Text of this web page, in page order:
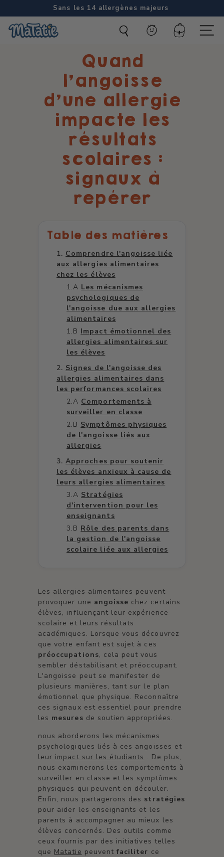
au
contenu
Diaporama
Pause
Sans les 14 allergènes majeurs
M
Compte
Quand
l’angoisse
d’une allergie
impacte les
résultats
scolaires :
signaux à
repérer
Table des matières
Comprendre l'angoisse liée
aux allergies alimentaires
chez les élèves
Les mécanismes
psychologiques de
l'angoisse due aux allergies
alimentaires
Impact émotionnel des
allergies alimentaires sur
les élèves
Signes de l'angoisse des
allergies alimentaires dans
les performances scolaires
Comportements à
surveiller en classe
Symptômes physiques
de l'angoisse liés aux
allergies
Approches pour soutenir
les élèves anxieux à cause de
leurs allergies alimentaires
Stratégies
d'intervention pour les
enseignants
Rôle des parents dans
la gestion de l'angoisse
scolaire liée aux allergies
Les allergies alimentaires peuvent
provoquer une angoisse chez certains
élèves, influençant leur expérience
scolaire et leurs résultats
académiques. Lorsque vous découvrez
que votre enfant est sujet à ces
préoccupations, cela peut vous
sembler déstabilisant et préoccupant.
L'angoisse peut se manifester de
plusieurs manières, tant sur le plan
émotionnel que physique. Reconnaître
ces signaux est essentiel pour prendre
les mesures de soutien appropriées.
nous aborderons les mécanismes
psychologiques liés à ces angoisses et
leur impact sur les étudiants . De plus,
nous examinerons les comportements à
surveiller en classe et les symptômes
physiques qui peuvent en découler.
Enfin, nous partagerons des stratégies
pour aider les enseignants et les
parents à accompagner au mieux les
élèves concernés. Des outils comme
ceux fournis par des initiatives telles
que Matatie peuventfaciliter ce